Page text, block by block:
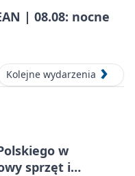
| 08.08: nocne
Kolejne wydarzenia
w
sprzęt i